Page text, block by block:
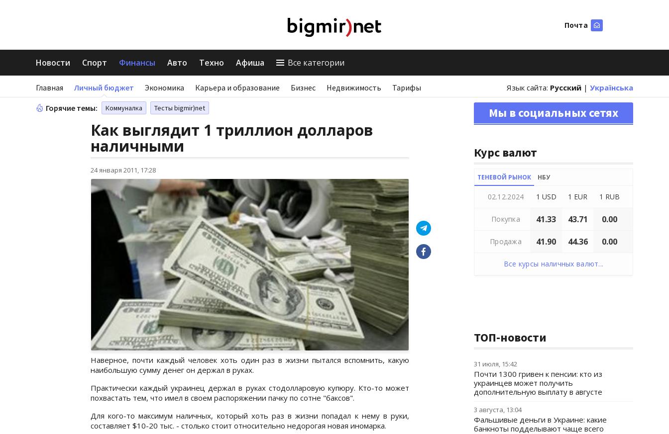
Почта
Новости Спорт Финансы Авто Техно Афиша Все категории
Главная Личный бюджет Экономика Карьера и образование Бизнес Недвижимость Тарифы Язык сайта: Русский | Українська
Горячие темы: Коммуналка Тесты bigmir)net
Как выглядит 1 триллион долларов
наличными
24 января 2011, 17:28
Наверное, почти каждый человек хоть один раз в жизни пытался вспомнить, какую
наибольшую сумму денег он держал в руках.
Практически каждый украинец держал в руках стодолларовую купюру. Кто-то может
похвастать тем, что имел в своем распоряжении пачку по сотне "баксов".
Для кого-то максимум наличных, который хоть раз в жизни попадал к нему в руки,
составляет $10-20 тыс. - столько стоит относительно недорогая новая иномарка.
Мы в социальных сетях
Курс валют
ТЕНЕВОЙ РЫНОК НБУ
02.12.2024 1 USD 1 EUR 1 RUB
Покупка 41.33 43.71 0.00
Продажа 41.90 44.36 0.00
Все курсы наличных валют...
ТОП-новости
31 июля, 15:42
Почти 1300 гривен к пенсии: кто из
украинцев может получить
дополнительную выплату в августе
3 августа, 13:04
Фальшивые деньги в Украине: какие
банкноты подделывают чаще всего